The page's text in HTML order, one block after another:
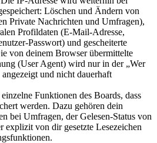
Löschen und Ändern von
Private Nachrichten und Umfragen),
Profildaten (E-Mail-Adresse,
Passwort) und gescheiterte
von deinem Browser übermittelte
(User Agent) wird nur in der „Wer
und nicht dauerhaft
Funktionen des Boards, dass
werden. Dazu gehören dein
bei Umfragen, der Gelesen-Status von
explizit von dir gesetzte Lesezeichen